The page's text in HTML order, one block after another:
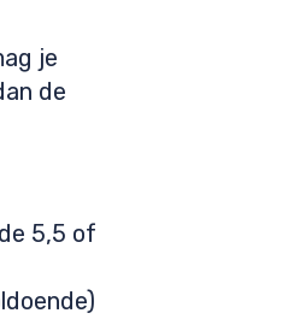
je
de
5,5 of